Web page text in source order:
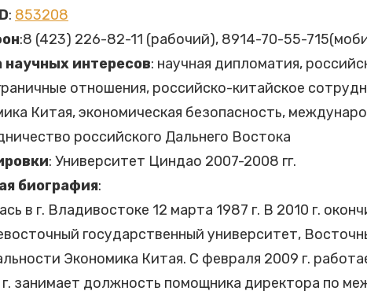
: 853208
:8 (423) 226-82-11 (рабочий), 8914-70-55-
научных интересов: научная дипломатия,
отношения, российско-китайское
Китая, экономическая безопасность,
российского Дальнего Востока
: Университет Циндао 2007-2008 гг.
биография:
в г. Владивостоке 12 марта 1987 г. В 2010 г.
государственный университет,
Экономика Китая. С февраля 2009 г.
г. занимает должность помощника директора по